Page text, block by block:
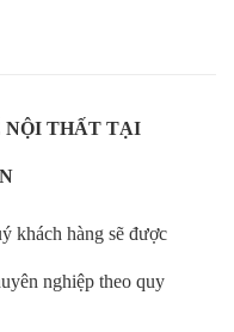
NỘI THẤT TẠI
khách hàng sẽ được
nghiệp theo quy